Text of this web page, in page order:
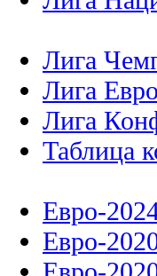
Лига
Лига
Лига
Таблица
Евро-
Евро-